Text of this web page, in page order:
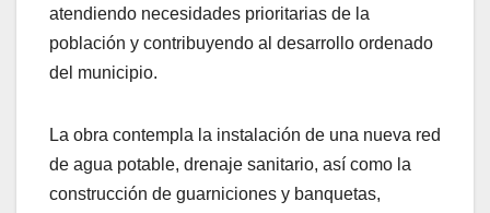
atendiendo necesidades prioritarias de la
población y contribuyendo al desarrollo ordenado
del municipio.
La obra contempla la instalación de una nueva red
de agua potable, drenaje sanitario, así como la
construcción de guarniciones y banquetas,